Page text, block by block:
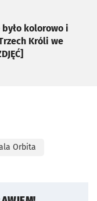
było kolorowo i
Króli we
Orbita